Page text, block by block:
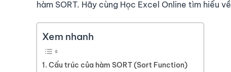
hàm SORT. Hãy cùng Học Excel Online tìm hiểu
Xem nhanh
Cấu trúc của hàm SORT (Sort Function)